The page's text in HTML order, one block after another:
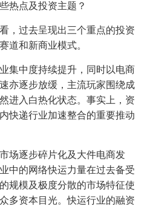
热点及投资主题？
，过去呈现出三个重点的投资
道和新商业模式。
集中度持续提升，同时以电商
亦逐步放缓，主流玩家围绕成
进入白热化状态。事实上，资
快递行业加速整合的重要推动
场逐步碎片化及大件电商发
中的网络快运力量在过去备受
规模及极度分散的市场特征使
多资本目光。快运行业的融资